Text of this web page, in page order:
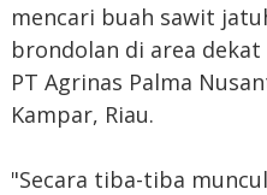
mencari buah sawit
brondolan di area
PT Agrinas Palma
Kampar, Riau.
"Secara tiba-tiba